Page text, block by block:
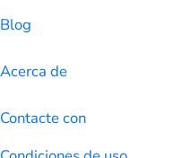
Blog
Acerca de
Contacte con